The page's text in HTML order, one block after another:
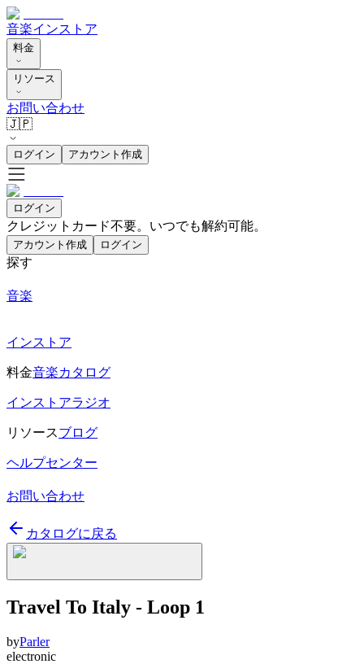
音楽インストア
料金
リソース
お問い合わせ
🇯🇵
ログイン アカウント作成
ログイン
クレジットカード不要。いつでも解約可能。
アカウント作成 ログイン
探す
音楽
インストア
料金音楽カタログ
インストアラジオ
リソースブログ
ヘルプセンター
お問い合わせ
カタログに戻る
Travel To Italy - Loop 1
byParler
electronic